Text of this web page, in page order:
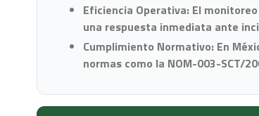
Eficiencia Operativa: El
una respuesta inmediata ante
Cumplimiento Normativo: En
normas como la NOM-003-SCT/